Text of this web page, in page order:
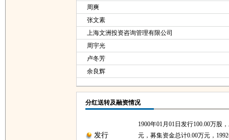
周爽
张文素
上海文洲投资咨询管理有限公司
周宇光
卢冬芳
余良辉
分红送转及融资情况
发行
1900年01月01日发行100.00万股
元，募集资金总计0.00万元，